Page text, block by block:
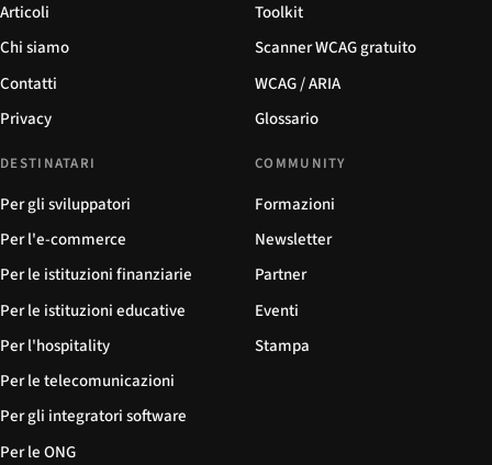
Articoli
Chi siamo
Contatti
Privacy
Toolkit
Scanner WCAG gratuito
WCAG / ARIA
Glossario
DESTINATARI
Per gli sviluppatori
Per l'e-commerce
Per le istituzioni finanziarie
Per le istituzioni educative
Per l'hospitality
Per le telecomunicazioni
Per gli integratori software
Per le ONG
COMMUNITY
Formazioni
Newsletter
Partner
Eventi
Stampa